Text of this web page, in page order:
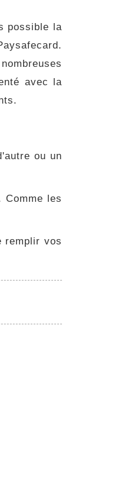
possible la
avec la
ou un
les
remplir vos